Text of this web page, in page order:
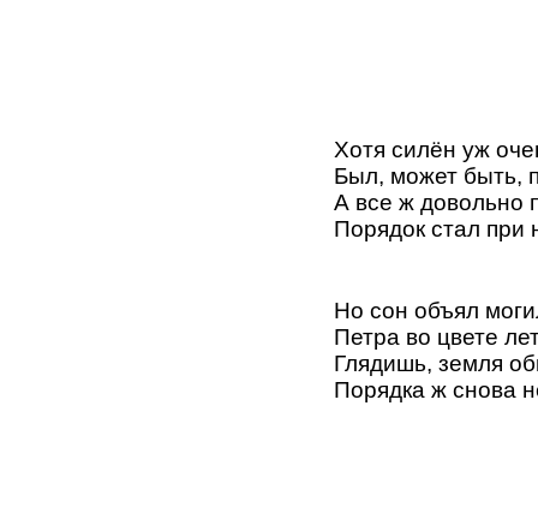
Хотя силён уж
Был, может быть,
А все ж довольно
Порядок стал при
Но сон объял
Петра во цвете
Глядишь, земля
Порядка ж снова